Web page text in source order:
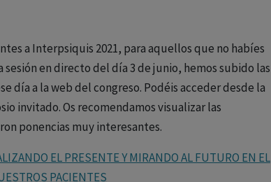
a Interpsiquis 2021, para aquellos que no habíes
sesión en directo del día 3 de junio, hemos subido las
día a la web del congreso. Podéis acceder desde la
invitado. Os recomendamos visualizar las
ponencias muy interesantes.
EL PRESENTE Y MIRANDO AL FUTURO EN EL
PACIENTES